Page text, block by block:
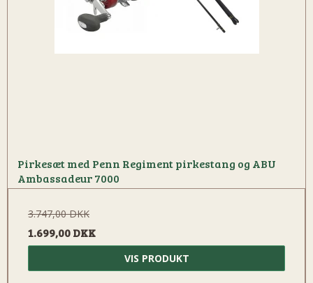
Pirkesæt med Penn Regiment pirkestang og ABU
Ambassadeur 7000
3.747,00 DKK
1.699,00 DKK
VIS PRODUKT